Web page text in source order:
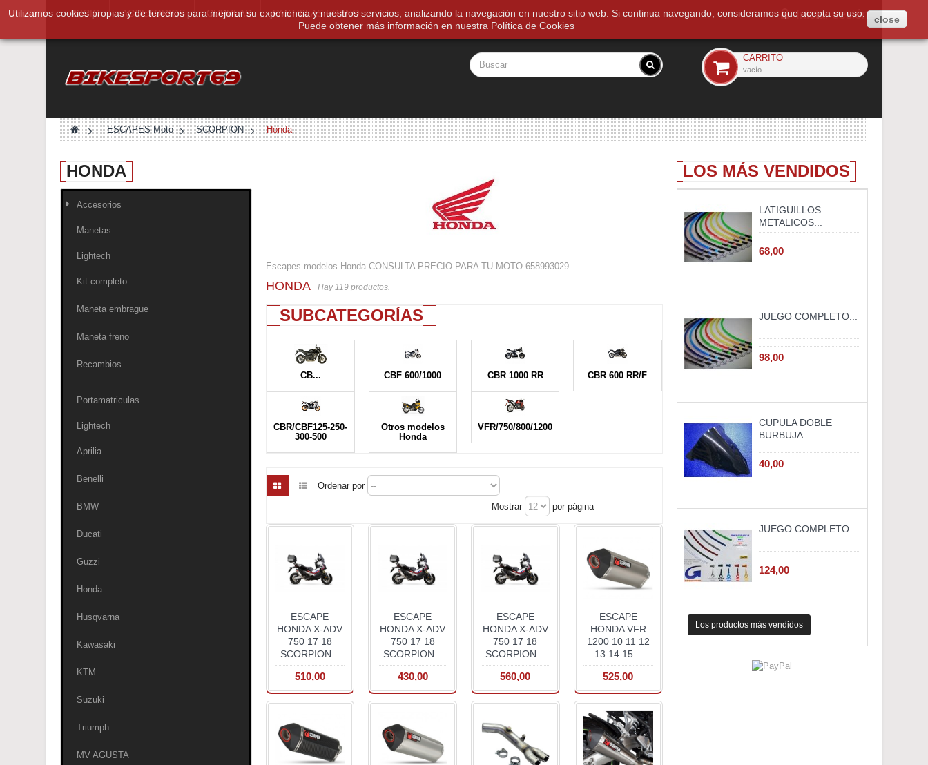
Utilizamos cookies propias y de terceros para mejorar su experiencia y nuestros servicios, analizando la navegación en nuestro sitio web. Si continua navegando, consideramos que acepta su uso.
Puede obtener más información en nuestra Política de Cookies
close
INICIO ACCESORIOS CUPULAS PASTILLAS FRENO Iniciar sesión
CARRITO
vacío
> ESCAPES Moto > SCORPION > Honda
HONDA
Accesorios
Manetas
Lightech
Kit completo
Maneta embrague
Maneta freno
Recambios
Portamatriculas
Lightech
Aprilia
Benelli
BMW
Ducati
Guzzi
Honda
Husqvarna
Kawasaki
KTM
Suzuki
Triumph
MV AGUSTA
Escapes modelos Honda CONSULTA PRECIO PARA TU MOTO 658993029...
HONDA Hay 119 productos.
SUBCATEGORÍAS
CB... CBF 600/1000 CBR 1000 RR CBR 600 RR/F
CBR/CBF125-250-
300-500
Otros modelos
Honda
VFR/750/800/1200
Ordenar por
Mostrar
por página
ESCAPE
HONDA X-ADV
750 17 18
SCORPION...
510,00
ESCAPE
HONDA X-ADV
750 17 18
SCORPION...
430,00
ESCAPE
HONDA X-ADV
750 17 18
SCORPION...
560,00
ESCAPE
HONDA VFR
1200 10 11 12
13 14 15...
525,00
LOS MÁS VENDIDOS
LATIGUILLOS
METALICOS...
68,00
JUEGO COMPLETO...
98,00
CUPULA DOBLE
BURBUJA...
40,00
JUEGO COMPLETO...
124,00
Los productos más vendidos